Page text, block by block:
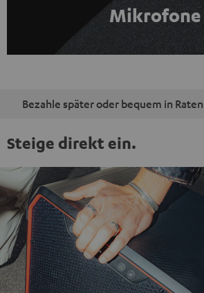
Mikrofone
Bezahle später oder bequem in Raten
Steige direkt ein.